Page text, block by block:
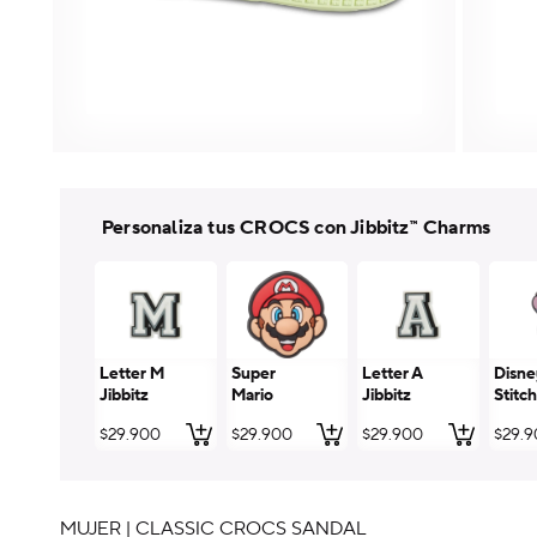
Personaliza tus CROCS con Jibbitz™ Charms
Letter M
Jibbitz
Precio
$29.900
Super
Mario
Precio
$29.900
Letter A
Jibbitz
Precio
$29.900
Stitch
MUJER | CLASSIC CROCS SANDAL